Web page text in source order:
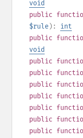
void
public
$rule): int
public
void
public
public
public
public
public
public
public